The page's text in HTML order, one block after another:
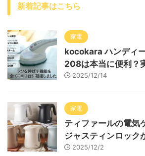
新着記事はこちら
家電
kocokara ハンディ
208は本当に便利？
2025/12/14
家電
ティファールの電気
ジャスティンロック
2025/12/2